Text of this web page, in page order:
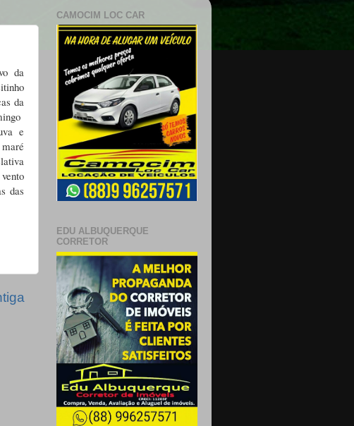
da
da
e
das
CAMOCIM LOC CAR
EDU ALBUQUERQUE
CORRETOR